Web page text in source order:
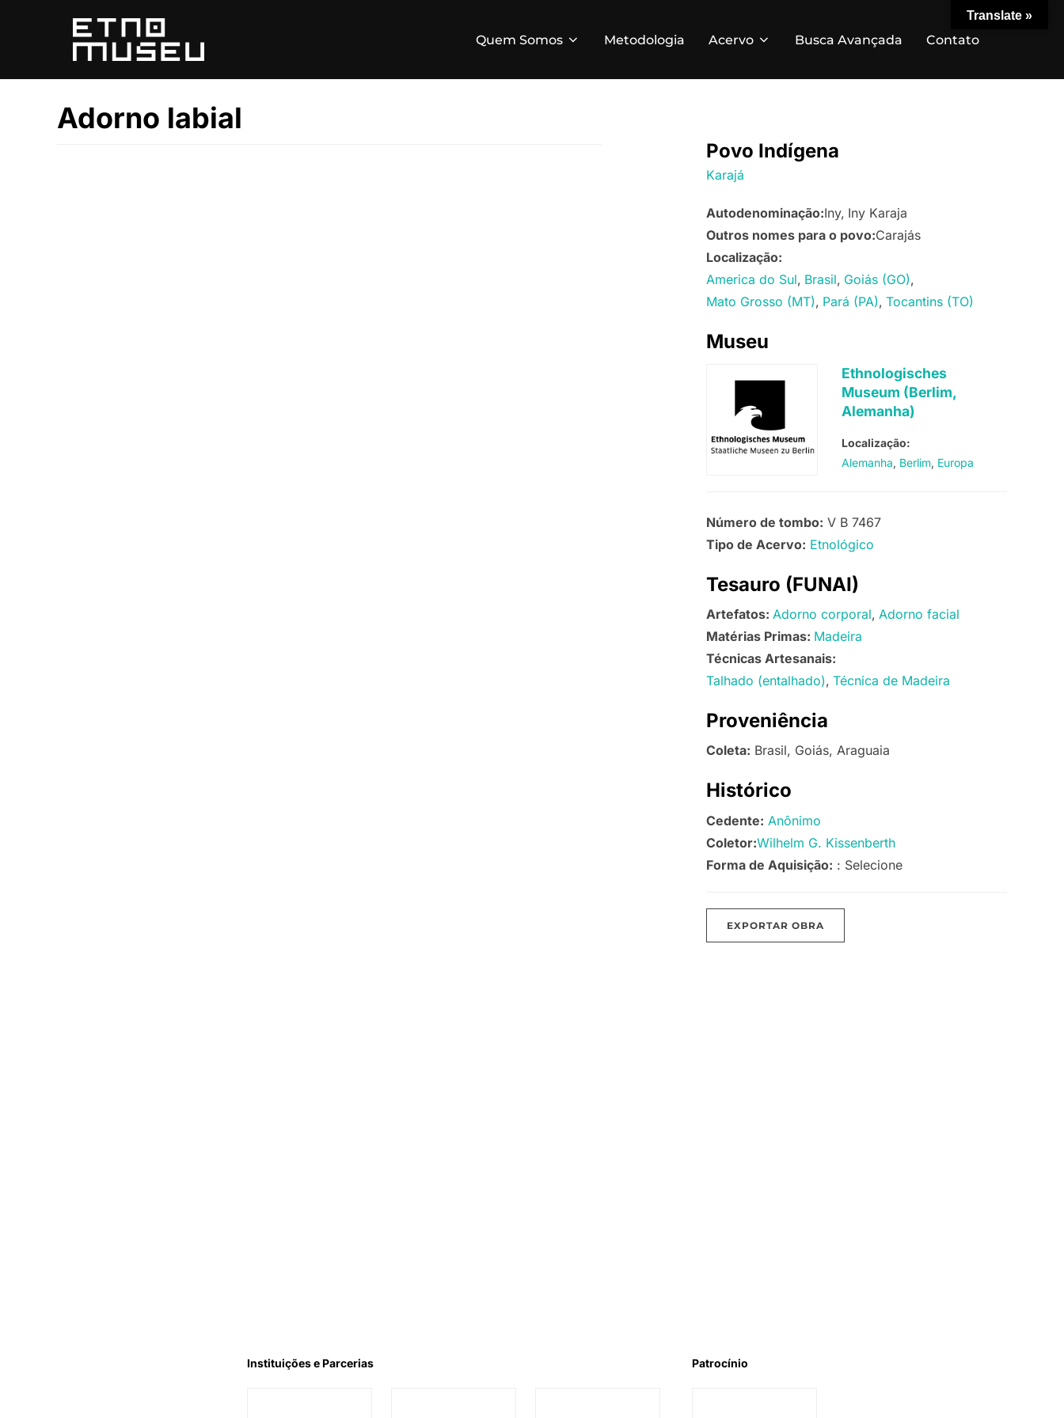
conteúdo
Quem Somos Metodologia Acervo Busca Avançada Contato
Adorno labial
Povo Indígena
Karajá
Autodenominação:Iny Iny Karaja
Outros nomes para o povo:Carajás
Localização:
America do Sul Brasil Goiás (GO)
Mato Grosso (MT) Pará (PA) Tocantins (TO)
Museu
Ethnologisches
Museum (Berlim,
Alemanha)
Localização:
Alemanha Berlim Europa
Número de tombo: V B 7467
Tipo de Acervo: Etnológico
Tesauro (FUNAI)
Artefatos: Adorno corporal Adorno facial
Matérias Primas: Madeira
Técnicas Artesanais:
Talhado (entalhado) Técnica de Madeira
Proveniência
Coleta: Brasil, Goiás, Araguaia
Histórico
Cedente: Anônimo
Coletor:Wilhelm G. Kissenberth
Forma de Aquisição: : Selecione
EXPORTAR OBRA
Instituições e Parcerias Patrocínio
Translate »